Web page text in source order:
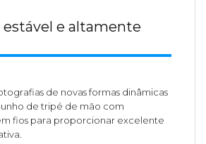
estável e altamente
de novas formas dinâmicas
de tripé de mão com
fios para proporcionar excelente